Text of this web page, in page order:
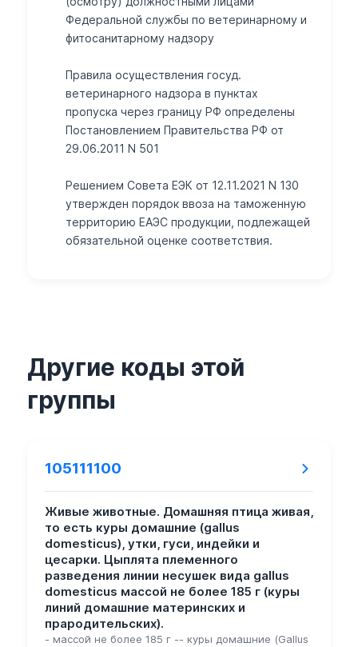
Федеральной службы по ветеринарному и
фитосанитарному надзору
Правила осуществления госуд.
ветеринарного надзора в пунктах
пропуска через границу РФ определены
Постановлением Правительства РФ от
29.06.2011 N 501
Решением Совета ЕЭК от 12.11.2021 N 130
утвержден порядок ввоза на таможенную
территорию ЕАЭС продукции, подлежащей
обязательной оценке соответствия.
Другие коды этой
группы
105111100
Живые животные. Домашняя птица живая,
то есть куры домашние (gallus
domesticus), утки, гуси, индейки и
цесарки. Цыплята племенного
разведения линии несушек вида gallus
domesticus массой не более 185 г (куры
линий домашние материнских и
прародительских).
- массой не более 185 г -- куры домашние (Gallus